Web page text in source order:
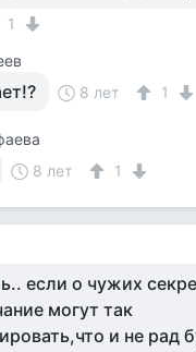
1
8 лет 1
8 лет 1
если о чужих
могут так
и не рад